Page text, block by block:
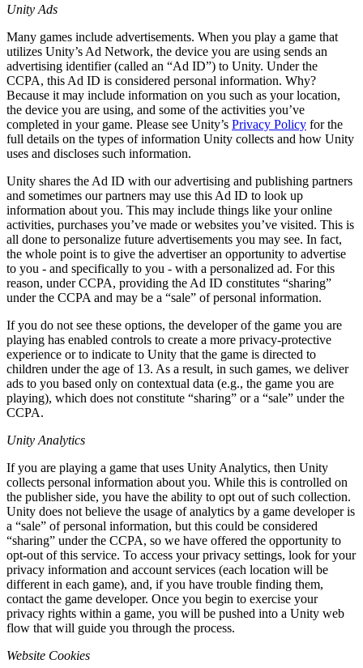
少人数のチームで大規模なゲームを開発する
XR ゲーム
XR ゲームを複数プラットフォーム向けにローンチする
マルチプレイヤーゲーム
マルチプレイヤーゲーム制作を簡素化
Unity Ads
Many games include advertisements. When you play a game that
utilizes Unity’s Ad Network, the device you are using sends an
advertising identifier (called an “Ad ID”) to Unity. Under the
CCPA, this Ad ID is considered personal information. Why?
Because it may include information on you such as your location,
the device you are using, and some of the activities you’ve
completed in your game. Please see Unity’s Privacy Policy for the
full details on the types of information Unity collects and how Unity
uses and discloses such information.
Unity shares the Ad ID with our advertising and publishing partners
and sometimes our partners may use this Ad ID to look up
information about you. This may include things like your online
activities, purchases you’ve made or websites you’ve visited. This is
all done to personalize future advertisements you may see. In fact,
the whole point is to give the advertiser an opportunity to advertise
to you - and specifically to you - with a personalized ad. For this
reason, under CCPA, providing the Ad ID constitutes “sharing”
under the CCPA and may be a “sale” of personal information.
If you do not see these options, the developer of the game you are
playing has enabled controls to create a more privacy-protective
experience or to indicate to Unity that the game is directed to
children under the age of 13. As a result, in such games, we deliver
ads to you based only on contextual data (e.g., the game you are
playing), which does not constitute “sharing” or a “sale” under the
CCPA.
Unity Analytics
If you are playing a game that uses Unity Analytics, then Unity
collects personal information about you. While this is controlled on
the publisher side, you have the ability to opt out of such collection.
Unity does not believe the usage of analytics by a game developer is
a “sale” of personal information, but this could be considered
“sharing” under the CCPA, so we have offered the opportunity to
opt-out of this service. To access your privacy settings, look for your
privacy information and account services (each location will be
different in each game), and, if you have trouble finding them,
contact the game developer. Once you begin to exercise your
privacy rights within a game, you will be pushed into a Unity web
flow that will guide you through the process.
Website Cookies